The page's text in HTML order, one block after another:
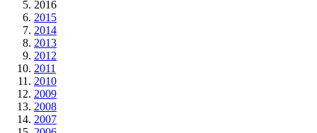
2016
2015
2014
2013
2012
2011
2010
2009
2008
2007